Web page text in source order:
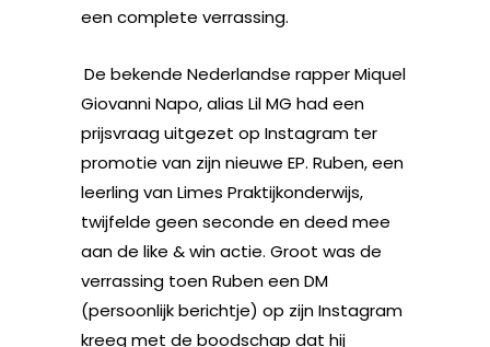
een complete verrassing.
De bekende Nederlandse rapper Miquel
Giovanni Napo, alias Lil MG had een
prijsvraag uitgezet op Instagram ter
promotie van zijn nieuwe EP. Ruben, een
leerling van Limes Praktijkonderwijs,
twijfelde geen seconde en deed mee
aan de like & win actie. Groot was de
verrassing toen Ruben een DM
(persoonlijk berichtje) op zijn Instagram
kreeg met de boodschap dat hij